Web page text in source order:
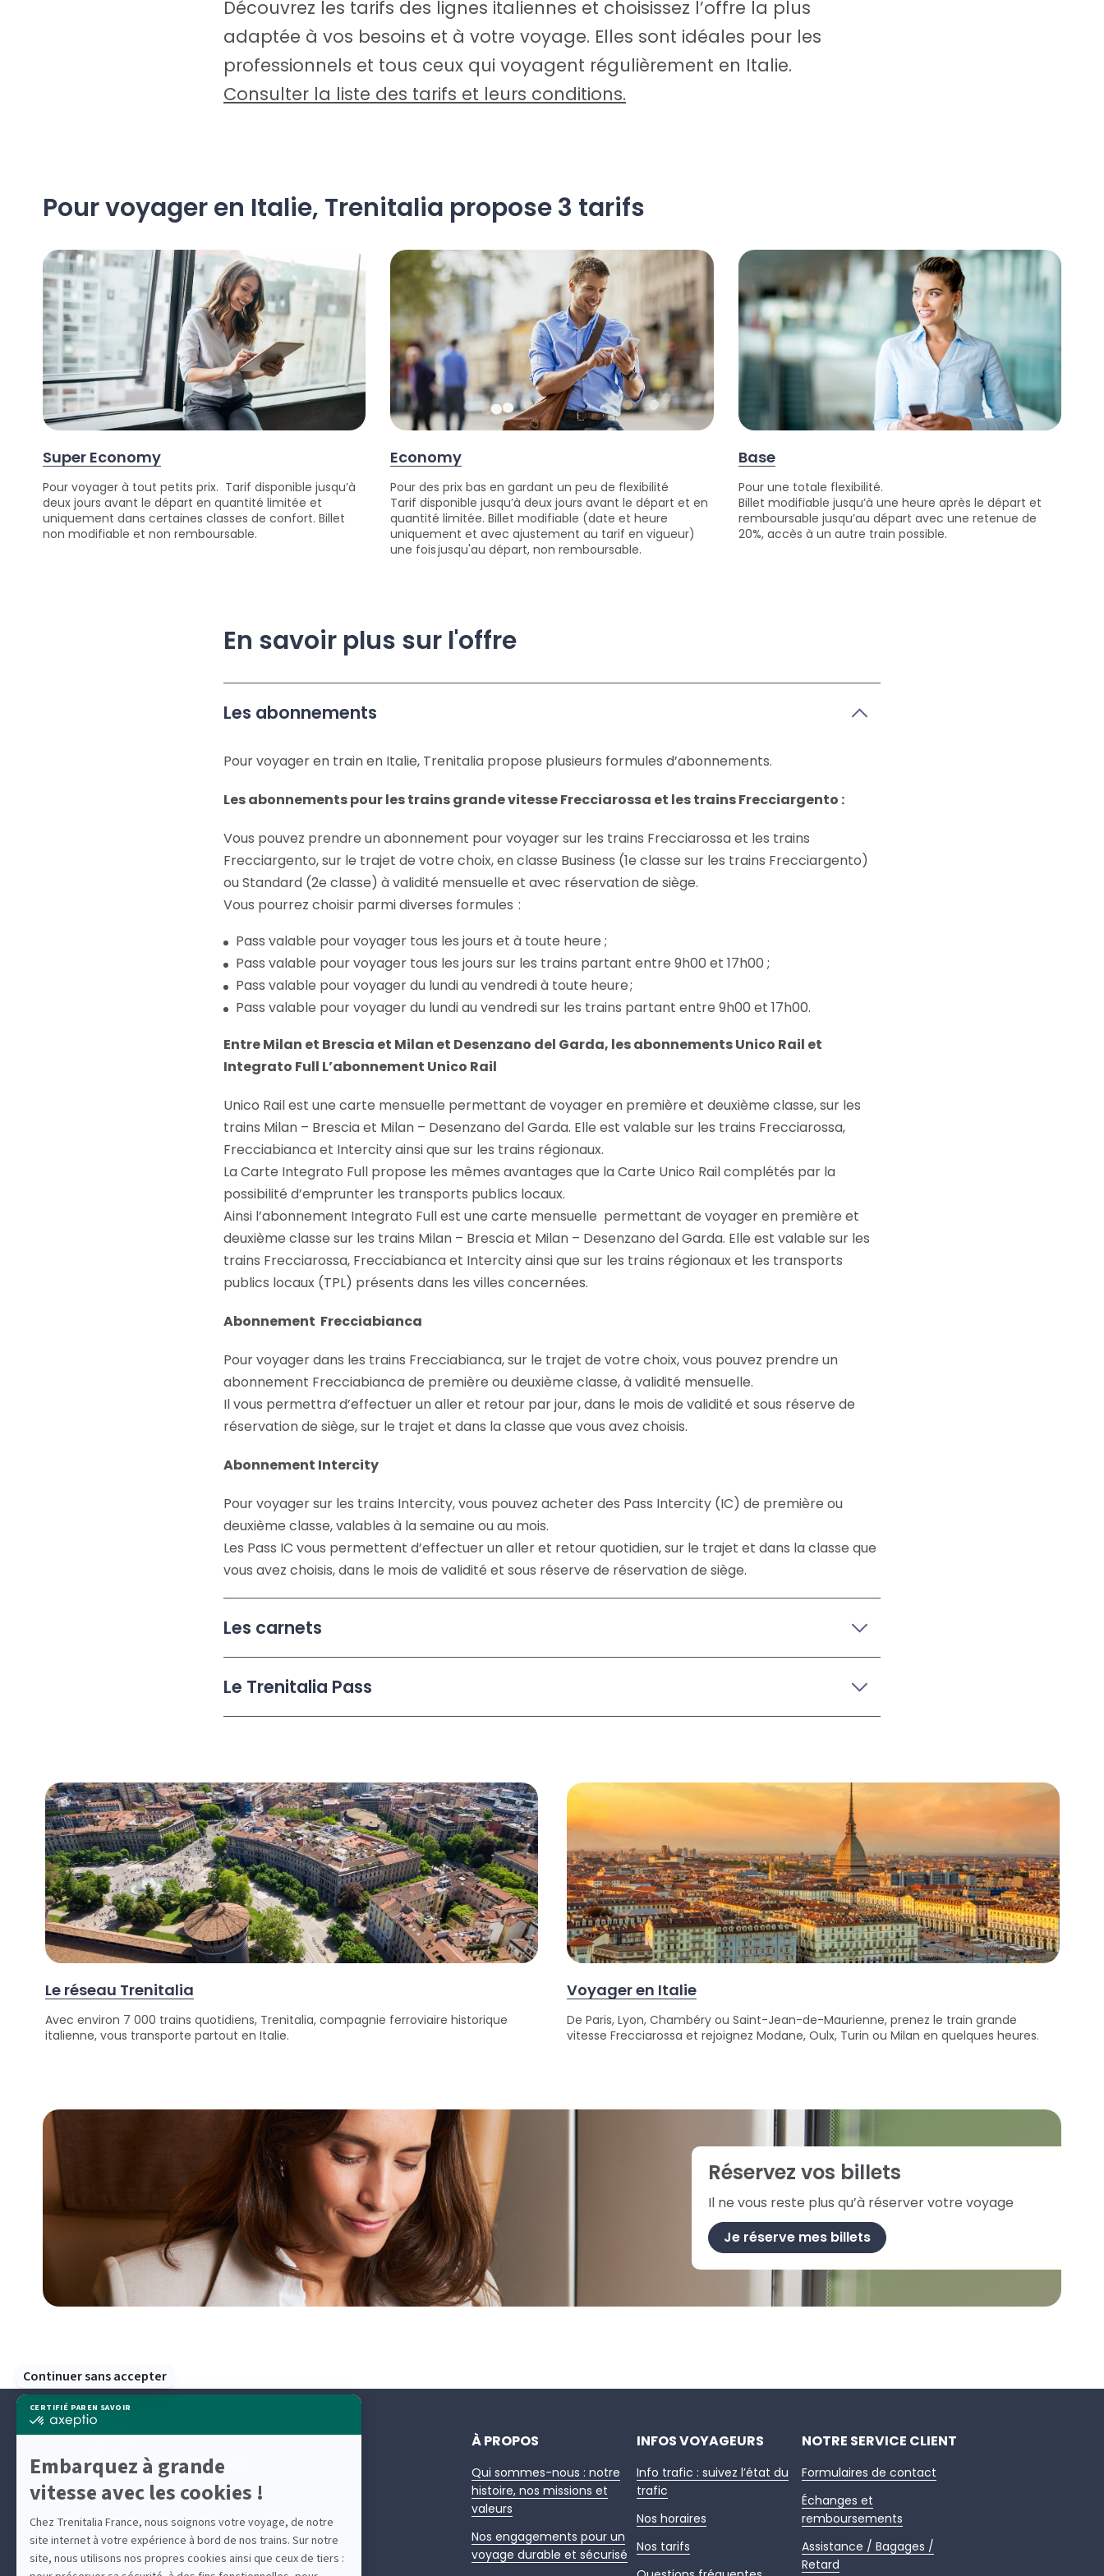
Découvrez les tarifs des lignes italiennes et choisissez l’offre la plus
adaptée à vos besoins et à votre voyage. Elles sont idéales pour les
professionnels et tous ceux qui voyagent régulièrement en Italie.
Consulter la liste des tarifs et leurs conditions.
Pour voyager en Italie, Trenitalia propose 3 tarifs
Super Economy
Pour voyager à tout petits prix. Tarif disponible jusqu’à
deux jours avant le départ en quantité limitée et
uniquement dans certaines classes de confort. Billet
non modifiable et non remboursable.
Economy
Pour des prix bas en gardant un peu de flexibilité
Tarif disponible jusqu’à deux jours avant le départ et en
quantité limitée. Billet modifiable (date et heure
uniquement et avec ajustement au tarif en vigueur)
une fois jusqu'au départ, non remboursable.
Base
Pour une totale flexibilité.
Billet modifiable jusqu’à une heure après le départ et
remboursable jusqu’au départ avec une retenue de
20%, accès à un autre train possible.
En savoir plus sur l'offre
Les abonnements
Pour voyager en train en Italie, Trenitalia propose plusieurs formules d’abonnements.
Les abonnements pour les trains grande vitesse Frecciarossa et les trains Frecciargento :
Vous pouvez prendre un abonnement pour voyager sur les trains Frecciarossa et les trains
Frecciargento, sur le trajet de votre choix, en classe Business (1e classe sur les trains Frecciargento)
ou Standard (2e classe) à validité mensuelle et avec réservation de siège.
Vous pourrez choisir parmi diverses formules :
Pass valable pour voyager tous les jours et à toute heure ;
Pass valable pour voyager tous les jours sur les trains partant entre 9h00 et 17h00 ;
Pass valable pour voyager du lundi au vendredi à toute heure ;
Pass valable pour voyager du lundi au vendredi sur les trains partant entre 9h00 et 17h00.
Entre Milan et Brescia et Milan et Desenzano del Garda, les abonnements Unico Rail et
Integrato Full L’abonnement Unico Rail
Unico Rail est une carte mensuelle permettant de voyager en première et deuxième classe, sur les
trains Milan – Brescia et Milan – Desenzano del Garda. Elle est valable sur les trains Frecciarossa,
Frecciabianca et Intercity ainsi que sur les trains régionaux.
La Carte Integrato Full propose les mêmes avantages que la Carte Unico Rail complétés par la
possibilité d’emprunter les transports publics locaux.
Ainsi l’abonnement Integrato Full est une carte mensuelle permettant de voyager en première et
deuxième classe sur les trains Milan – Brescia et Milan – Desenzano del Garda. Elle est valable sur les
trains Frecciarossa, Frecciabianca et Intercity ainsi que sur les trains régionaux et les transports
publics locaux (TPL) présents dans les villes concernées.
Abonnement Frecciabianca
Pour voyager dans les trains Frecciabianca, sur le trajet de votre choix, vous pouvez prendre un
abonnement Frecciabianca de première ou deuxième classe, à validité mensuelle.
Il vous permettra d’effectuer un aller et retour par jour, dans le mois de validité et sous réserve de
réservation de siège, sur le trajet et dans la classe que vous avez choisis.
Abonnement Intercity
Pour voyager sur les trains Intercity, vous pouvez acheter des Pass Intercity (IC) de première ou
deuxième classe, valables à la semaine ou au mois.
Les Pass IC vous permettent d’effectuer un aller et retour quotidien, sur le trajet et dans la classe que
vous avez choisis, dans le mois de validité et sous réserve de réservation de siège.
Les carnets
Le Trenitalia Pass
Le réseau Trenitalia
Avec environ 7 000 trains quotidiens, Trenitalia, compagnie ferroviaire historique
italienne, vous transporte partout en Italie.
Voyager en Italie
De Paris, Lyon, Chambéry ou Saint-Jean-de-Maurienne, prenez le train grande
vitesse Frecciarossa et rejoignez Modane, Oulx, Turin ou Milan en quelques heures.
Réservez vos billets
Il ne vous reste plus qu’à réserver votre voyage
Je réserve mes billets
À PROPOS
Qui sommes-nous : notre
histoire, nos missions et
valeurs
Nos engagements pour un
voyage durable et sécurisé
INFOS VOYAGEURS
Info trafic : suivez l’état du
trafic
Nos horaires
Nos tarifs
NOTRE SERVICE CLIENT
Formulaires de contact
Échanges et
remboursements
Assistance / Bagages /
Retard